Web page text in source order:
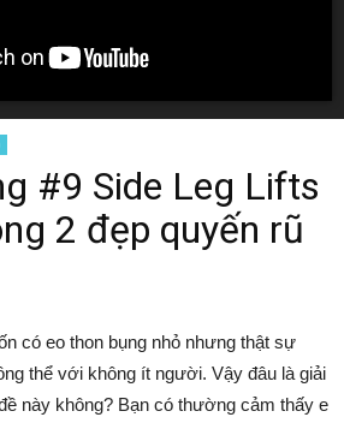
#9 Side Leg Lifts
2 đẹp quyến rũ
có eo thon bụng nhỏ nhưng thật sự
thể với không ít người. Vậy đâu là giải
này không? Bạn có thường cảm thấy e